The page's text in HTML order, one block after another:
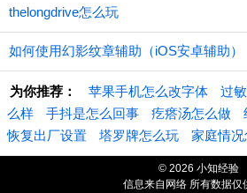
thelongdrive怎么玩
如何使用幻影纹章辅助（iOS安卓辅助）
为你推荐： 苹果手机怎么改字体 过
么样
手抖是怎么回事 疙瘩汤怎么做
恢复出厂设置
塔罗牌怎么玩 家庭情况
© 2026 小知经验
信息来自网络 所有数据仅